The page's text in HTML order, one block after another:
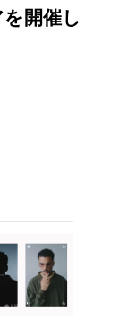
開催し